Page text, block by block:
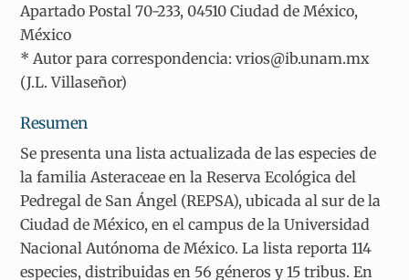
Apartado Postal 70-233, 04510 Ciudad de México,
México
* Autor para correspondencia: vrios@ib.unam.mx
(J.L. Villaseñor)
Resumen
Se presenta una lista actualizada de las especies de
la familia Asteraceae en la Reserva Ecológica del
Pedregal de San Ángel (REPSA), ubicada al sur de la
Ciudad de México, en el campus de la Universidad
Nacional Autónoma de México. La lista reporta 114
especies, distribuidas en 56 géneros y 15 tribus. En